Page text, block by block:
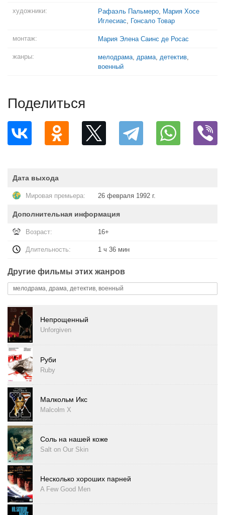
художники: Рафаэль Пальмеро, Мария Хосе
Иглесиас, Гонсало Товар
монтаж: Мария Элена Саинс де Росас
жанры: мелодрама, драма, детектив,
военный
Поделиться
Дата выхода
Мировая премьера: 26 февраля 1992 г.
Дополнительная информация
Возраст: 16+
Длительность: 1 ч 36 мин
Другие фильмы этих жанров
мелодрама, драма, детектив, военный
Непрощенный
Unforgiven
Руби
Ruby
Малкольм Икс
Malcolm X
Соль на нашей коже
Salt on Our Skin
Несколько хороших парней
A Few Good Men